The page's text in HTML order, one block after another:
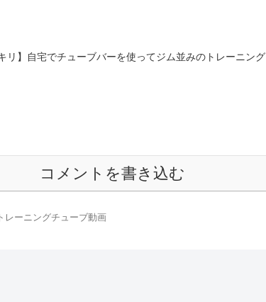
リ】自宅でチューブバーを使ってジム並みのトレーニング
コメントを書き込む
レーニングチューブ動画